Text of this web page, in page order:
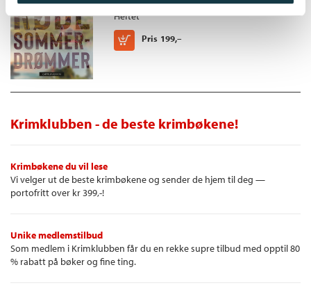
Heftet
Pris 199,–
Kjøp
Krimklubben - de beste krimbøkene!
Krimbøkene du vil lese
Vi velger ut de beste krimbøkene og sender de hjem til deg —
portofritt over kr 399,-!
Unike medlemstilbud
Som medlem i Krimklubben får du en rekke supre tilbud med opptil 80
% rabatt på bøker og fine ting.